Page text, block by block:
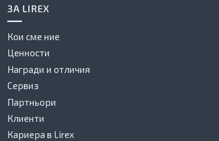
ЗА LIREX
Кои сме ние
Ценности
Награди и отличия
Сервиз
Партньори
Клиенти
Кариера в Lirex